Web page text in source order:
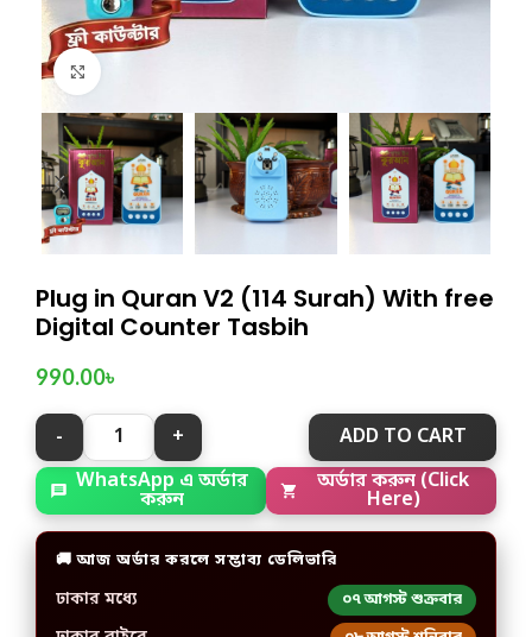
Plug in Quran V2 (114 Surah) With free
Digital Counter Tasbih
990.00৳
ADD TO CART
WhatsApp এ অর্ডার
করুন
অর্ডার করুন (Click
Here)
🚚 আজ অর্ডার করলে সম্ভাব্য ডেলিভারি
ঢাকার মধ্যে ০৭ আগস্ট শুক্রবার